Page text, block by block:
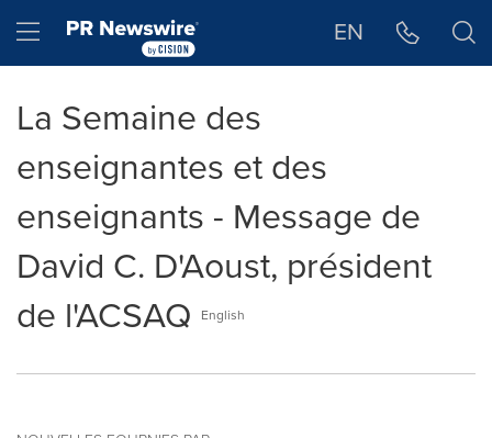
Hamburger menu EN
La Semaine des
enseignantes et des
enseignants - Message de
David C. D'Aoust, président
de l'ACSAQ
English